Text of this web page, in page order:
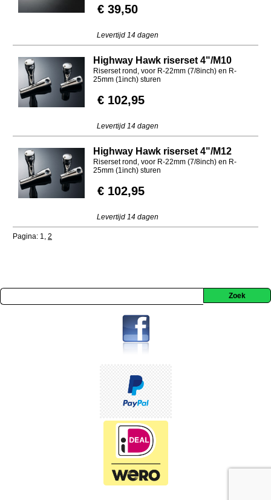
€ 39,50
Levertijd 14 dagen
Highway Hawk riserset 4"/M10
Riserset rond, voor R-22mm (7/8inch) en R-
25mm (1inch) sturen
€ 102,95
Levertijd 14 dagen
Highway Hawk riserset 4"/M12
Riserset rond, voor R-22mm (7/8inch) en R-
25mm (1inch) sturen
€ 102,95
Levertijd 14 dagen
Pagina: 1, 2